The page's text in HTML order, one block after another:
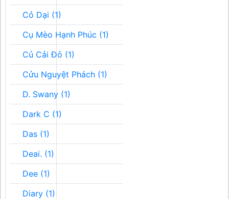
Cỏ Dại (1)
Cụ Mèo Hạnh Phúc (1)
Củ Cải Đỏ (1)
Cửu Nguyệt Phách (1)
D. Swany (1)
Dark C (1)
Das (1)
Deai. (1)
Dee (1)
Diary (1)